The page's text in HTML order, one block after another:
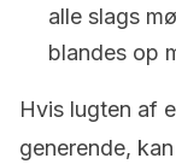
alle slags
blandes op
Hvis lugten af
generende,